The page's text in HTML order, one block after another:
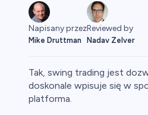
Napisany przez
Mike Druttman
Reviewed by
Nadav Zelver
Tak, swing trading jest
doskonale wpisuje się w
platforma.